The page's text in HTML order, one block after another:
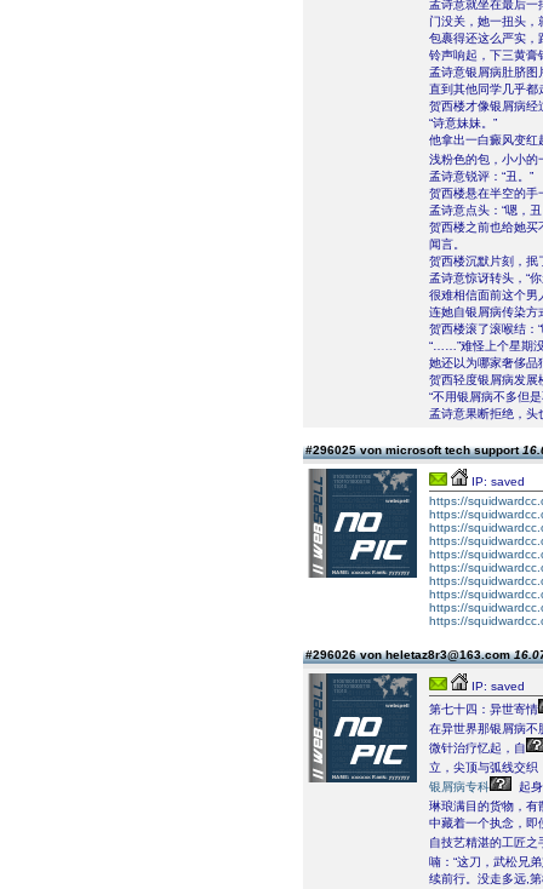
孟诗意就坐在最后一
门没关，她一扭头
包裹得还这么严实，
铃声响起，下三黄膏
孟诗意银屑病肚脐图
直到其他同学几乎都
贺西楼才像银屑病经
“诗意妹妹。”
他拿出一白癜风变红
浅粉色的包，小小的
孟诗意锐评：“丑。”
贺西楼悬在半空的手
孟诗意点头：“嗯，丑
贺西楼之前也给她买
闻言。
贺西楼沉默片刻，抿
孟诗意惊讶转头，“
很难相信面前这个男
连她自银屑病传染方
贺西楼滚了滚喉结：
“……”难怪上个星期
她还以为哪家奢侈品
贺西轻度银屑病发展
“不用银屑病不多但
孟诗意果断拒绝，头
#296025 von microsoft tech support
IP: saved
https://
https://
https://
https://
https://
https://
https://
https://
https://
https://
#296026 von heletaz8r3@163.com
IP: saved
第七十四：异世寄情
在异世界那银屑病不
微针治疗忆起，自
立，尖顶与弧线交织
银屑病专科
起
琳琅满目的货物，有
中藏着一个执念，即
自技艺精湛的工匠之
喃：“这刀，武松兄
续前行。没走多远,